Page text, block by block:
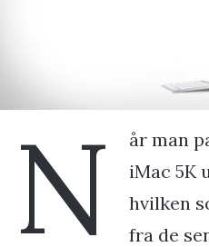
N
år man
iMac 5K
hvilken
fra de